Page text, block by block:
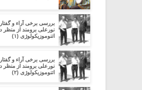
بررسی برخی آراء و
نورعلی برومند از منظر
اتنوموزیکولوژی (۱)
بررسی برخی آراء و
نورعلی برومند از منظر
اتنوموزیکولوژی (۲)